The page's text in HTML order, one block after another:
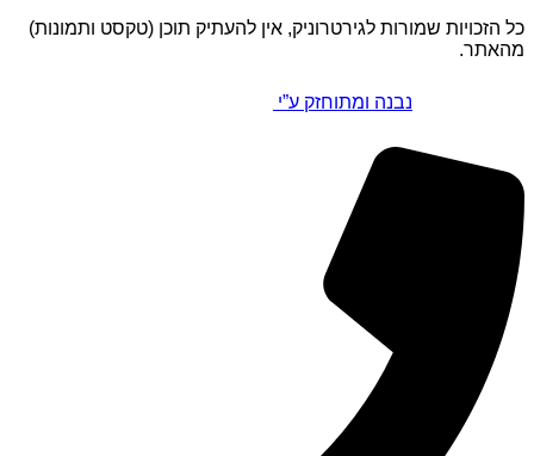
כל הזכויות שמורות לגירטרוניק, אין להעתיק תוכן (טקסט ותמונות)
מהאתר.
נבנה ומתוחזק ע”י